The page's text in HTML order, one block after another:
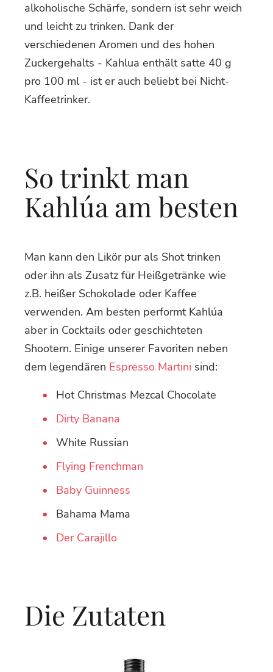
alkoholische Schärfe, sondern ist sehr weich
und leicht zu trinken. Dank der
verschiedenen Aromen und des hohen
Zuckergehalts - Kahlua enthält satte 40 g
pro 100 ml - ist er auch beliebt bei Nicht-
Kaffeetrinker.
So trinkt man
Kahlúa am besten
Man kann den Likör pur als Shot trinken
oder ihn als Zusatz für Heißgetränke wie
z.B. heißer Schokolade oder Kaffee
verwenden. Am besten performt Kahlúa
aber in Cocktails oder geschichteten
Shootern. Einige unserer Favoriten neben
dem legendären Espresso Martini sind:
Hot Christmas Mezcal Chocolate
Dirty Banana
White Russian
Flying Frenchman
Baby Guinness
Bahama Mama
Der Carajillo
Die Zutaten